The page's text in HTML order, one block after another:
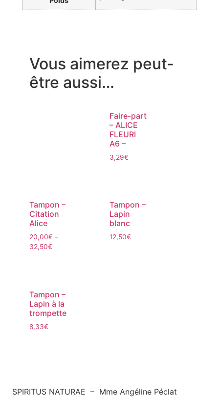
Vous aimerez peut-
être aussi…
Faire-part
– ALICE
FLEURI
A6 –
3,29€
Tampon –
Citation
Alice
20,00€ –
32,50€
Tampon –
Lapin
blanc
12,50€
Tampon –
Lapin à la
trompette
8,33€
SPIRITUS NATURAE – Mme Angéline Péclat